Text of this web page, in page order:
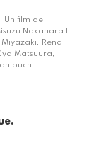
Un film de
Nakahara |
Rena
Matsuura,